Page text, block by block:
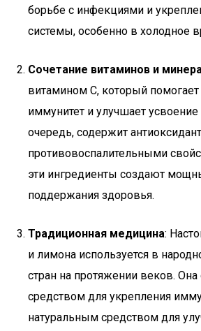
борьбе с инфекциями и
системы, особенно в холодное
Сочетание витаминов и
витамином C, который
иммунитет и улучшает
очередь, содержит
противовоспалительными
эти ингредиенты создают
поддержания здоровья.
Традиционная медицина:
и лимона используется в
стран на протяжении веков. Она
средством для укрепления
натуральным средством для